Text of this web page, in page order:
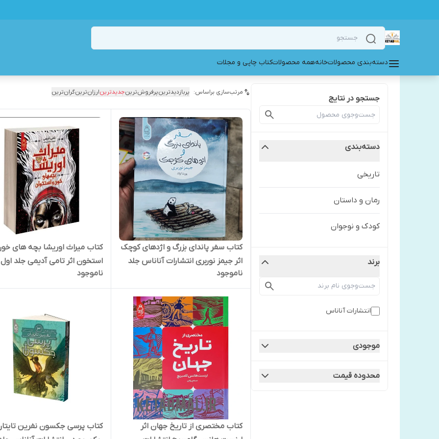
دسته‌بندی محصولاتخانههمه محصولاتکتاب چاپی و مجلات
جستجو در نتایج
دسته‌بندی
تاریخی
رمان و داستان
کودک و نوجوان
برند
انتشارات آناناس
موجودی
محدوده قیمت
مرتب‌سازی براساس: پربازدیدترینپرفروش‌ترینجدیدترینارزان‌ترینگران‌ترین
کتاب سفر پاندای بزرگ و اژدهای کوچک
اثر جیمز نوربری انتشارات آناناس جلد
گالینگور و چاپ رنگی
ناموجود
کتاب میراث اوریشا بچه های
استخون اثر تامی آدیمی جلد اول
انتشارات آناناس
ناموجود
کتاب مختصری از تاریخ جهان اثر
کتاب پرسی جکسون نفرین